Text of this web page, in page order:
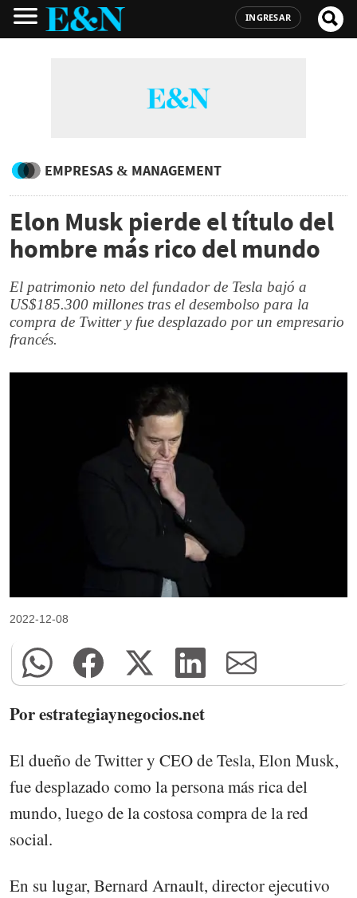
INGRESAR
EMPRESAS & MANAGEMENT
Elon Musk pierde el título del
hombre más rico del mundo
El patrimonio neto del fundador de Tesla bajó a
US$185.300 millones tras el desembolso para la
compra de Twitter y fue desplazado por un empresario
francés.
2022-12-08
Por estrategiaynegocios.net
El dueño de Twitter y CEO de Tesla, Elon Musk,
fue desplazado como la persona más rica del
mundo, luego de la costosa compra de la red
social.
En su lugar, Bernard Arnault, director ejecutivo